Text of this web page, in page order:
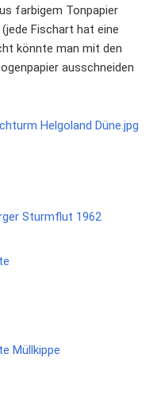
farbigem Tonpapier
Fischart hat eine
könnte man mit den
ausschneiden
Sturmflut 1962
Müllkippe